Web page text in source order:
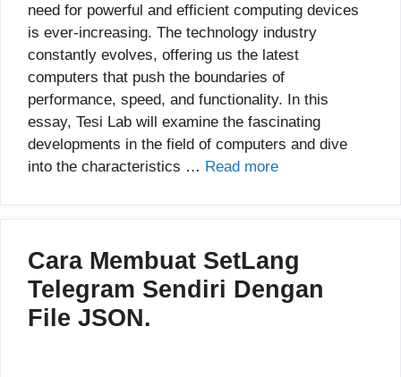
need for powerful and efficient computing devices
is ever-increasing. The technology industry
constantly evolves, offering us the latest
computers that push the boundaries of
performance, speed, and functionality. In this
essay, Tesi Lab will examine the fascinating
developments in the field of computers and dive
into the characteristics … Read more
Cara Membuat SetLang
Telegram Sendiri Dengan
File JSON.